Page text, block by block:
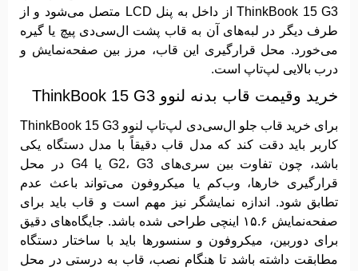
ThinkBook 15 G3 از داخل به پنل LCD متصل می‌شود و از
طرف دیگر در لبه‌های آن به قاب پشت ال‌سی‌دی پیچ یا گیره
می‌خورد. محل قرارگیری این قاب، مرز بین صفحه‌نمایش و
درب بالایی لپ‌تاپ است.
خرید وقیمت قاب بدنه لنوو ThinkBook 15 G3
برای خرید قاب جلو ال‌سی‌دی لپ‌تاپ لنوو ThinkBook 15 G3
کاربر باید دقت کند که مدل قاب دقیقاً با مدل دستگاه یکی
باشد، چون تفاوت بین سری‌های G2، G3 یا G4 در محل
قرارگیری خارها، وب‌کم یا میکروفون می‌تواند باعث عدم
تطابق شود. اندازه نمایشگر نیز مهم است و قاب باید برای
صفحه‌نمایش ۱۵.۶ اینچی طراحی شده باشد. جایگاه‌های دقیق
برای دوربین، میکروفون و سنسورها باید با ساختار دستگاه
مطابقت داشته باشد تا هنگام نصب، قاب به درستی در محل